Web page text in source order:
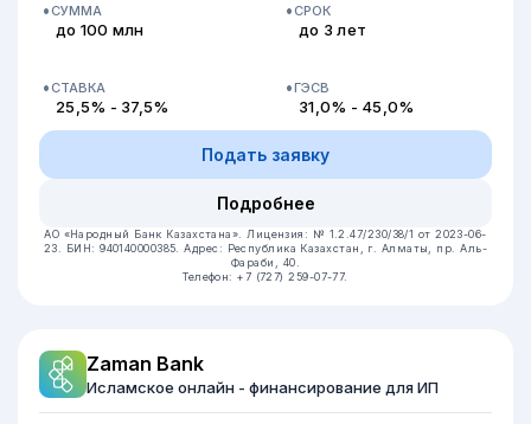
СУММА
до 100 млн
СРОК
до 3 лет
СТАВКА
25,5% - 37,5%
ГЭСВ
31,0% - 45,0%
Подать заявку
Подробнее
АО «Народный Банк Казахстана». Лицензия: № 1.2.47/230/38/1 от 2023-06-
23.
БИН: 940140000385.Адрес: Республика Казахстан, г. Алматы, пр. Аль-
Фараби, 40.
Телефон: +7 (727) 259-07-77.
Zaman Bank
Исламское онлайн - финансирование для ИП